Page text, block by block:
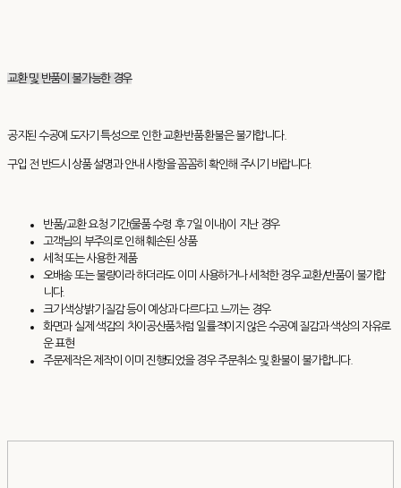
교환 및 반품이 불가능한 경우
공지된 수공예 도자기 특성으로 인한 교환·반품·환불은 불가합니다.
구입 전 반드시 상품 설명과 안내 사항을 꼼꼼히 확인해 주시기 바랍니다.
반품/교환 요청 기간(물품 수령 후 7일 이내)이 지난 경우
고객님의 부주의로 인해 훼손된 상품
세척 또는 사용한 제품
오배송 또는 불량이라 하더라도 이미 사용하거나 세척한 경우 교환/반품이 불가합
니다.
크기·색상·밝기·질감 등이 예상과 다르다고 느끼는 경우
화면과 실제 색감의 차이공산품처럼 일률적이지 않은 수공예 질감과 색상의 자유로
운 표현
주문제작은 제작이 이미 진행되었을 경우 주문취소 및 환불이 불가합니다.